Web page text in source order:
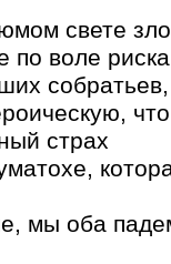
свете
по воле
страх
мы оба